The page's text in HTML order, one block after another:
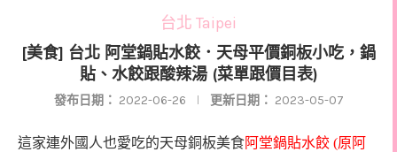
台北 Taipei
[美食] 台北 阿堂鍋貼水餃．天母平價銅板小吃，鍋
貼、水餃跟酸辣湯 (菜單跟價目表)
發布日期： 2022-06-26 更新日期： 2023-05-07
這家連外國人也愛吃的天母銅板美食阿堂鍋貼水餃 (原阿